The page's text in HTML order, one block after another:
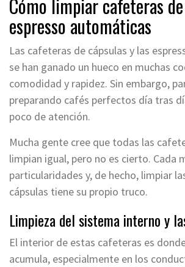
Cómo limpiar cafeteras
espresso automáticas
Las cafeteras de cápsulas y las
se han ganado un hueco en muchas
comodidad y rapidez. Sin embargo,
preparando cafés perfectos día tras
poco de atención.
Mucha gente cree que todas las
limpian igual, pero no es cierto. Cada
particularidades y, de hecho, limpiar
cápsulas tiene su propio truco.
Limpieza del sistema interno y
El interior de estas cafeteras es
acumula, especialmente en los